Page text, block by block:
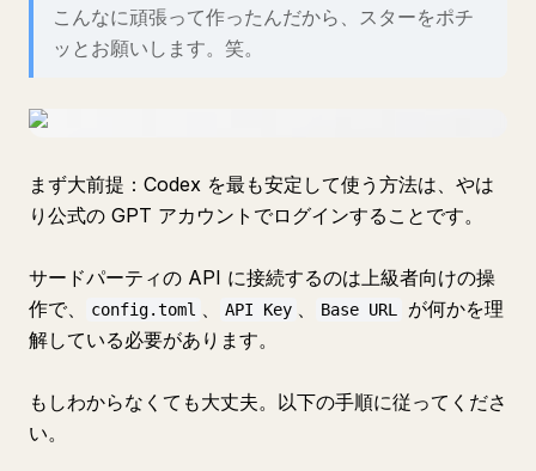
こんなに頑張って作ったんだから、スターをポチ
ッとお願いします。笑。
まず大前提：Codex を最も安定して使う方法は、やは
り公式の GPT アカウントでログインすることです。
サードパーティの API に接続するのは上級者向けの操
作で、
config.toml 、 API Key 、 Base URL
が何かを理
解している必要があります。
もしわからなくても大丈夫。以下の手順に従ってくださ
い。